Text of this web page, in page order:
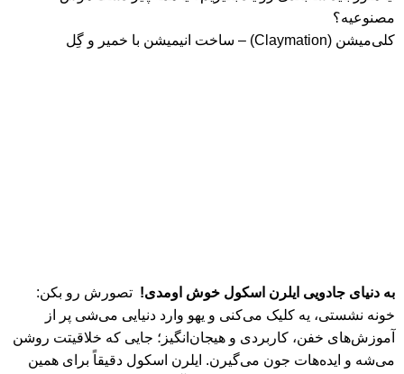
مصنوعیه؟
کلی‌میشن (Claymation) – ساخت انیمیشن با خمیر و گِل
به دنیای جادویی ایلرن اسکول خوش اومدی! تصورش رو بکن:
خونه نشستی، یه کلیک می‌کنی و یهو وارد دنیایی می‌شی پر از
آموزش‌های خفن، کاربردی و هیجان‌انگیز؛ جایی که خلاقیتت روشن
می‌شه و ایده‌هات جون می‌گیرن. ایلرن اسکول دقیقاً برای همین